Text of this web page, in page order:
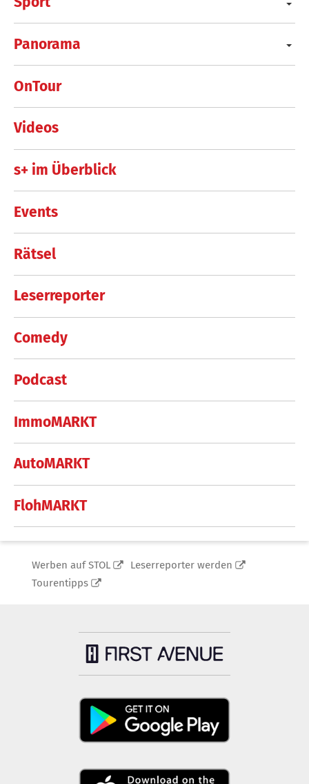
Panorama
OnTour
Videos
s+ im Überblick
Events
Rätsel
Leserreporter
Comedy
Podcast
ImmoMARKT
AutoMARKT
FlohMARKT
Werben auf STOL
Leserreporter werden
Tourentipps